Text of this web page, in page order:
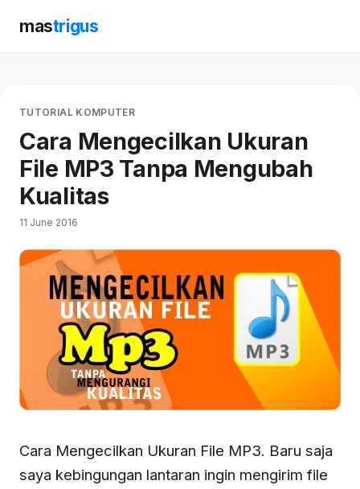
mastrigus
TUTORIAL KOMPUTER
Cara Mengecilkan Ukuran
File MP3 Tanpa Mengubah
Kualitas
11 June 2016
Cara Mengecilkan Ukuran File MP3. Baru saja
saya kebingungan lantaran ingin mengirim file